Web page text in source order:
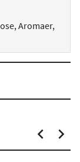
Aromaer,